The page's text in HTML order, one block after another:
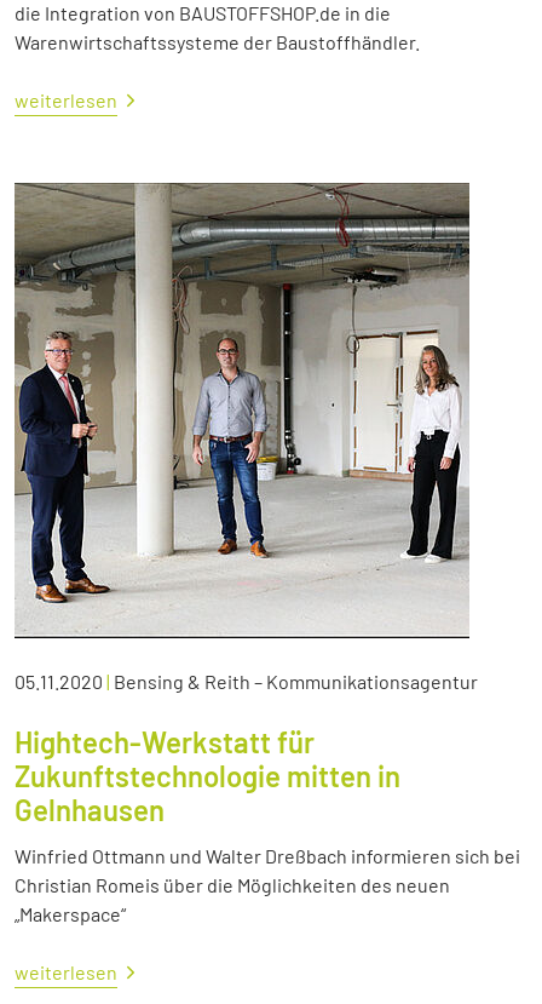
die Integration von BAUSTOFFSHOP.de in die
Warenwirtschaftssysteme der Baustoffhändler.
weiterlesen
05.11.2020 | Bensing & Reith – Kommunikationsagentur
Hightech-Werkstatt für
Zukunftstechnologie mitten in
Gelnhausen
Winfried Ottmann und Walter Dreßbach informieren sich bei
Christian Romeis über die Möglichkeiten des neuen
„Makerspace“
weiterlesen